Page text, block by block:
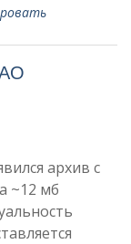
архив с
~12 мб